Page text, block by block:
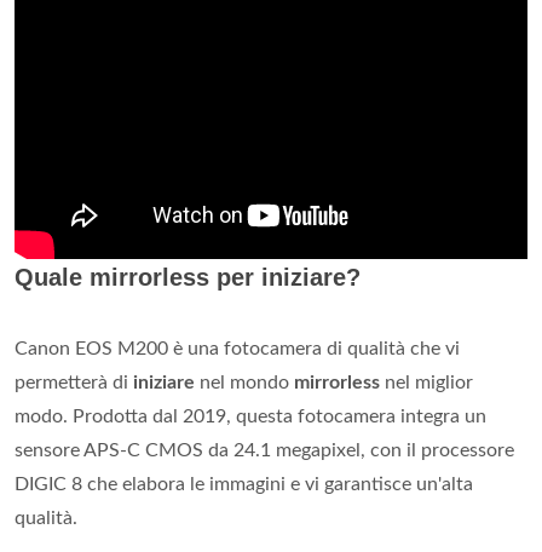
Quale mirrorless per iniziare?
Canon EOS M200 è una fotocamera di qualità che vi
permetterà di iniziare nel mondo mirrorless nel miglior
modo. Prodotta dal 2019, questa fotocamera integra un
sensore APS-C CMOS da 24.1 megapixel, con il processore
DIGIC 8 che elabora le immagini e vi garantisce un'alta
qualità.